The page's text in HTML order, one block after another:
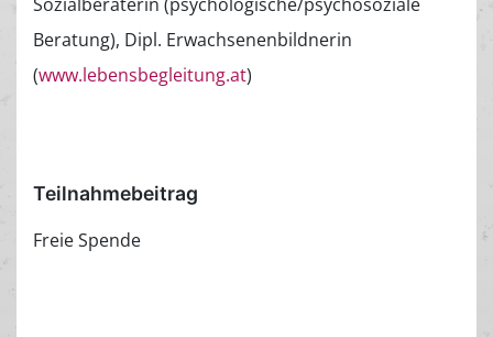
Beratung), Dipl. Erwachsenenbildnerin
(www.lebensbegleitung.at)
Teilnahmebeitrag
Freie Spende